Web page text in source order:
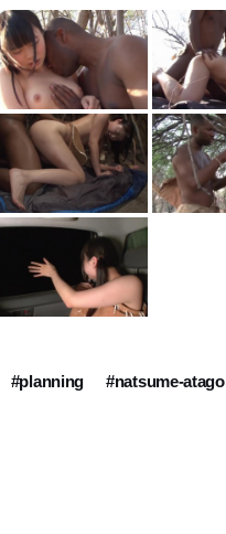
#planning #natsume-atago